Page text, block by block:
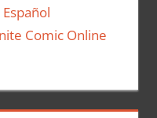
Comic Online